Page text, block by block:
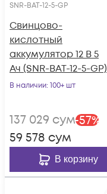
SNR-BAT-12-5-GP
Свинцово-
кислотный
аккумулятор 12 В 5
Ач (SNR-BAT-12-5-GP)
В наличии: 100+ шт
137 029 сум-57%
59 578 сум
В корзину